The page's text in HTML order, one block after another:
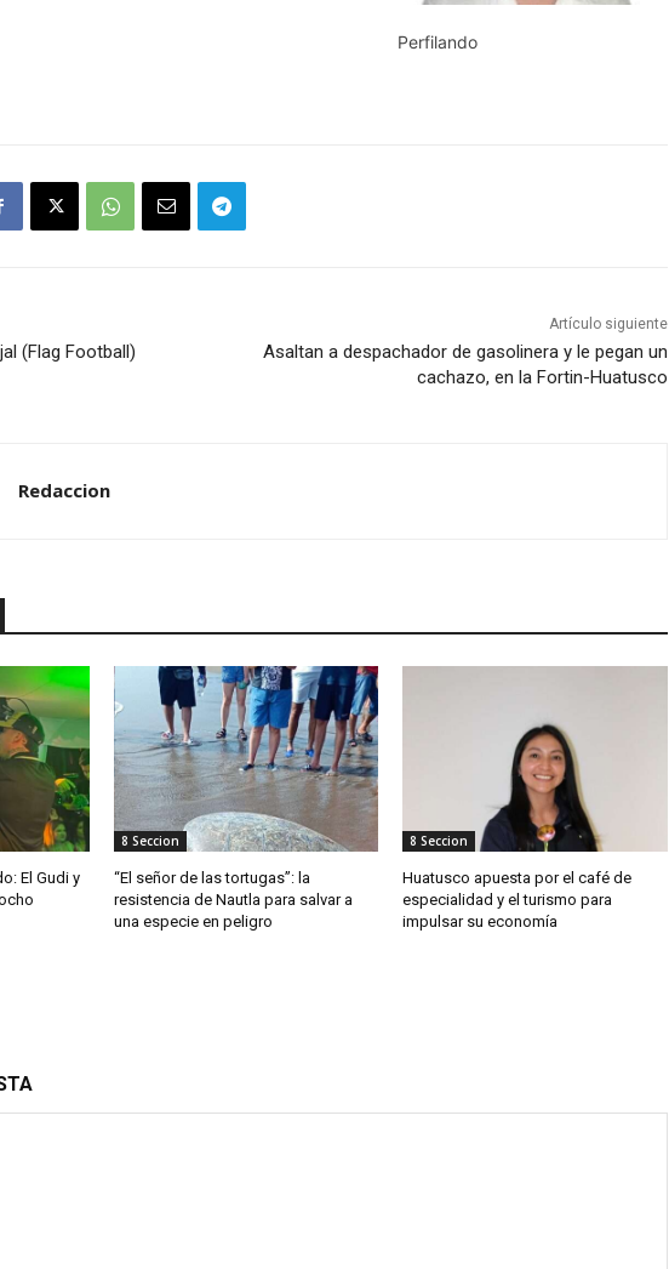
Perfilando
(Flag Football)
Artículo siguiente
Asaltan a despachador de gasolinera y le pegan un
cachazo, en la Fortin-Huatusco
Redaccion
El Gudi y
8 Seccion
“El señor de las tortugas”: la
resistencia de Nautla para salvar a
una especie en peligro
8 Seccion
Huatusco apuesta por el café de
especialidad y el turismo para
impulsar su economía